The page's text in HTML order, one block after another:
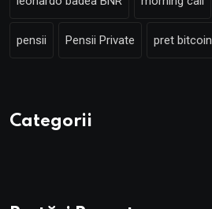
pensii Pensii Private pret bitcoin
Categorii